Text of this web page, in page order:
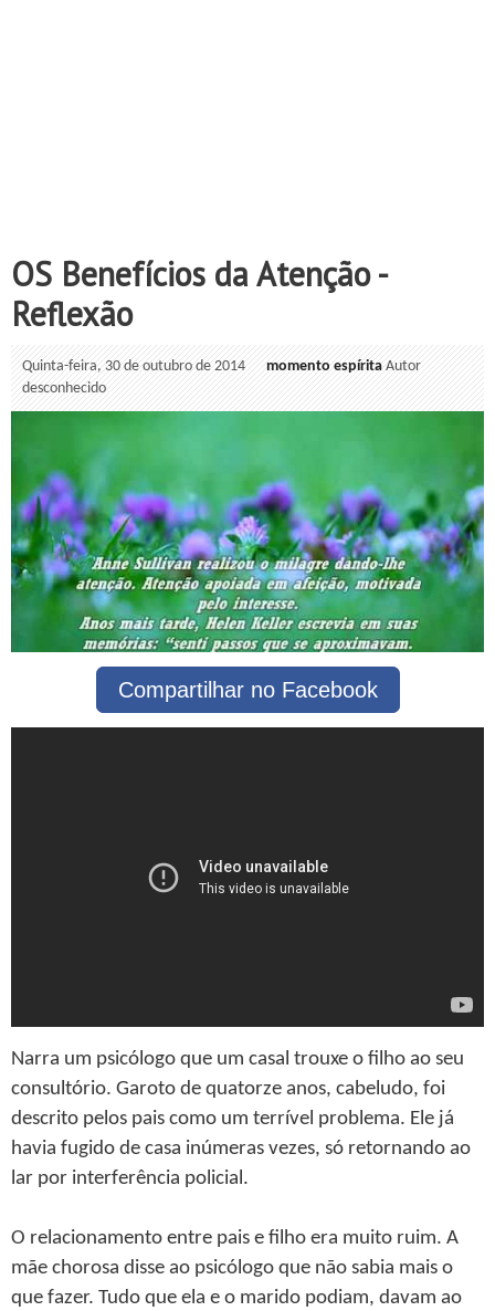
OS Benefícios da Atenção -
Reflexão
Quinta-feira, 30 de outubro de 2014 momento espírita Autor
desconhecido
Compartilhar no Facebook
Narra um psicólogo que um casal trouxe o filho ao seu
consultório. Garoto de quatorze anos, cabeludo, foi
descrito pelos pais como um terrível problema. Ele já
havia fugido de casa inúmeras vezes, só retornando ao
lar por interferência policial.
O relacionamento entre pais e filho era muito ruim. A
mãe chorosa disse ao psicólogo que não sabia mais o
que fazer. Tudo que ela e o marido podiam, davam ao